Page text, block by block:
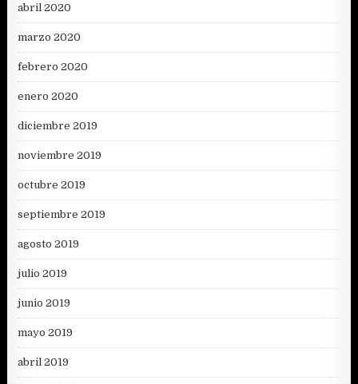
abril 2020
marzo 2020
febrero 2020
enero 2020
diciembre 2019
noviembre 2019
octubre 2019
septiembre 2019
agosto 2019
julio 2019
junio 2019
mayo 2019
abril 2019